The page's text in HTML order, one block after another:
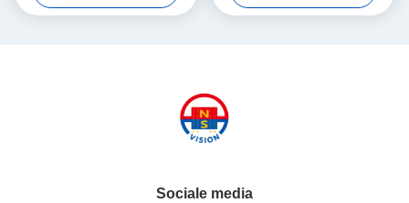
Krachtige Blok
Magneten van de het
Sociale media